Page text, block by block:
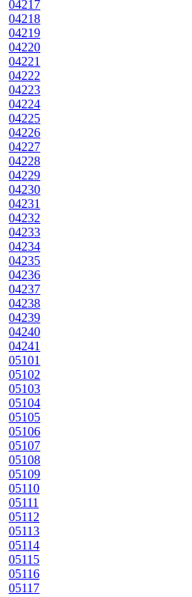
04217
04218
04219
04220
04221
04222
04223
04224
04225
04226
04227
04228
04229
04230
04231
04232
04233
04234
04235
04236
04237
04238
04239
04240
04241
05101
05102
05103
05104
05105
05106
05107
05108
05109
05110
05111
05112
05113
05114
05115
05116
05117